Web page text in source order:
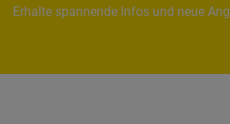
Erhalte spannende Infos und neue